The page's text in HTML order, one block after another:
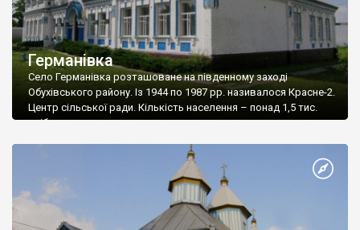
Германівка
Село Германівка розташоване на південному заході
Обухівського району. Із 1944 по 1987 рр. називалося Красне-2.
Центр сільської ради. Кількість населення – понад 1,5 тис.
осіб.